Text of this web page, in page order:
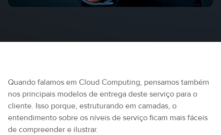
Quando falamos em Cloud Computing, pensamos também
nos principais modelos de entrega deste serviço para o
cliente. Isso porque, estruturando em camadas, o
entendimento sobre os níveis de serviço ficam mais fáceis
de compreender e ilustrar.